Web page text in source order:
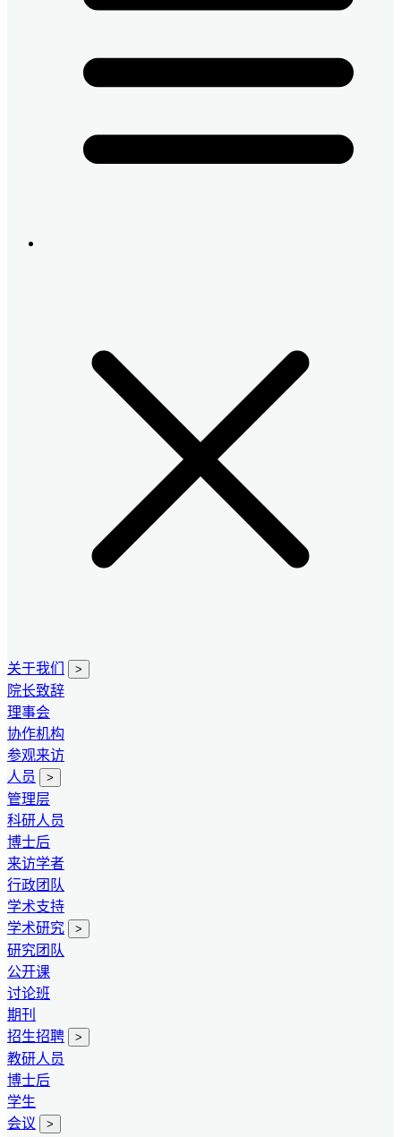
关于我们 >
院长致辞
理事会
协作机构
参观来访
人员
>
管理层
科研人员
博士后
来访学者
行政团队
学术支持
学术研究
>
研究团队
公开课
讨论班
期刊
招生招聘
>
教研人员
博士后
学生
会议
>